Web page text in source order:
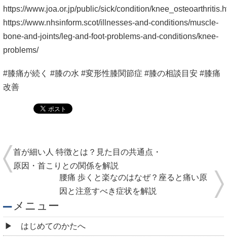
https://www.joa.or.jp/public/sick/condition/
https://www.nhsinform.scot/illnesses-and-conditions/muscle-
bone-and-joints/leg-and-foot-problems-and-conditions/knee-
problems/
#膝痛が続く #膝の水 #変形性膝関節症 #膝の相談目安 #膝痛
改善
首が細い人 特徴とは？見た目の共通点・
原因・首こりとの関係を解説
腰痛 歩くと楽なのはなぜ？座ると痛い原
因と注意すべき症状を解説
メニュー
はじめてのかたへ